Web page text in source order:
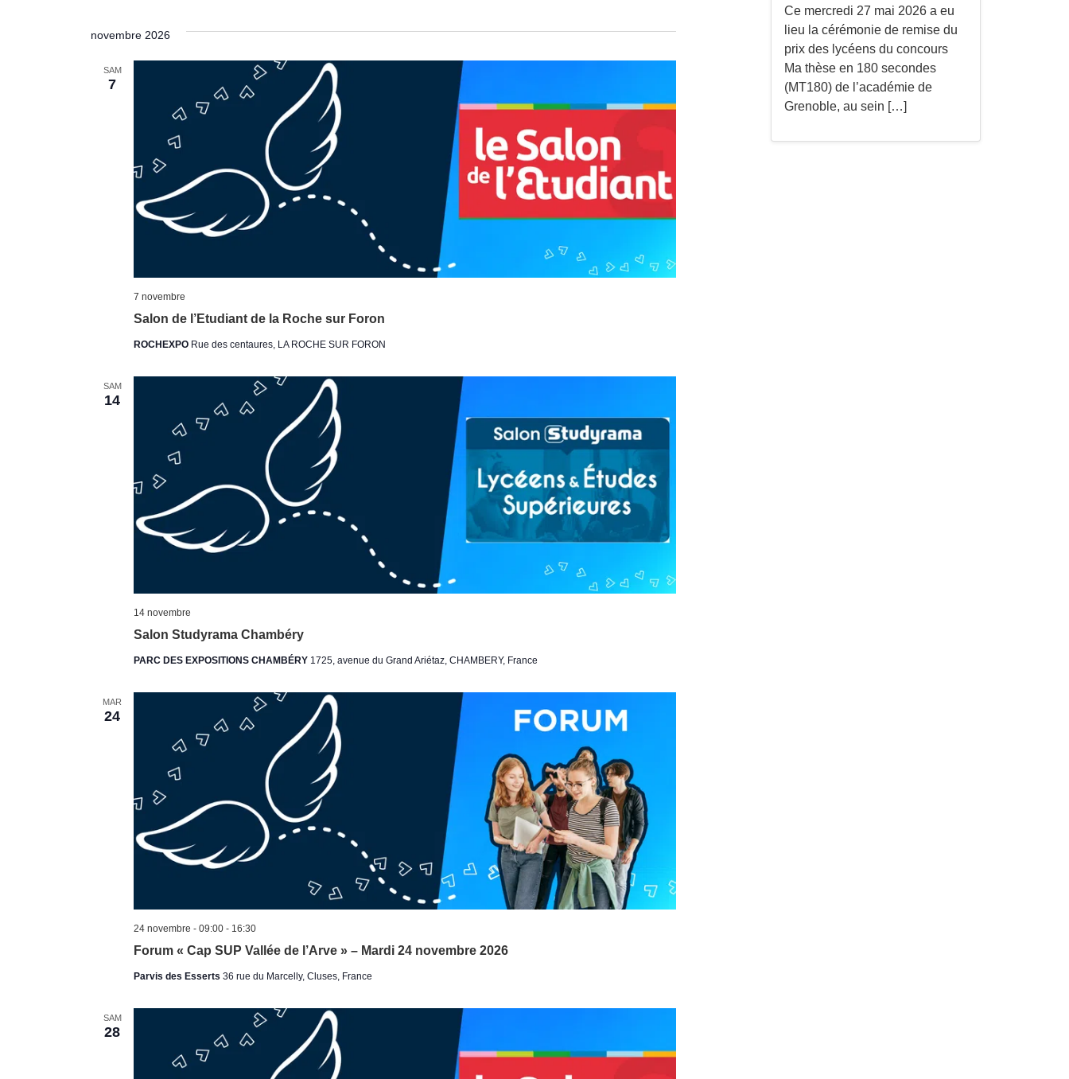
novembre 2026
SAM
7
Salon de l’Etudiant de la Roche sur Foron
7 novembre
ROCHEXPO Rue des centaures, LA ROCHE SUR FORON
SAM
14
Salon Studyrama Chambéry
14 novembre
PARC DES EXPOSITIONS CHAMBÉRY 1725, avenue du Grand Ariétaz, CHAMBERY, France
MAR
24
Forum « Cap SUP Vallée de l’Arve » – Mardi 24 novembre 2026
24 novembre - 09:00 - 16:30
Parvis des Esserts 36 rue du Marcelly, Cluses, France
SAM
28
Ce mercredi 27 mai 2026 a eu
lieu la cérémonie de remise du
prix des lycéens du concours
Ma thèse en 180 secondes
(MT180) de l’académie de
Grenoble, au sein […]